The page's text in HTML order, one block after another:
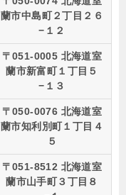
蘭市中島町２丁目２６
−１２
〒051-0005 北海道室
蘭市新富町１丁目５
−１３
〒050-0076 北海道室
蘭市知利別町１丁目４
５
〒051-8512 北海道室
蘭市山手町３丁目８